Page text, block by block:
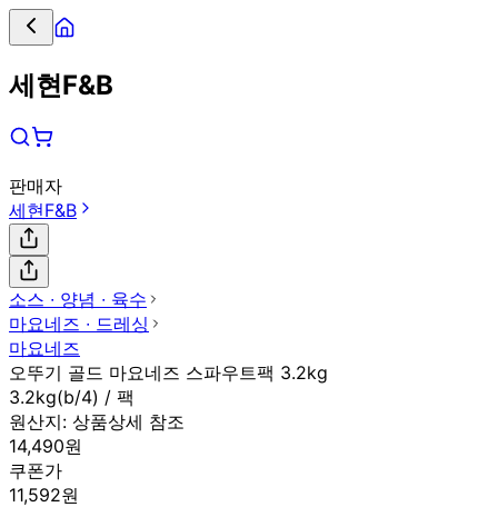
세현F&B
판매자
세현F&B
소스 ∙ 양념 ∙ 육수
마요네즈 ∙ 드레싱
마요네즈
오뚜기 골드 마요네즈 스파우트팩 3.2kg
3.2kg(b/4) / 팩
원산지: 상품상세 참조
14,490원
쿠폰가
11,592원